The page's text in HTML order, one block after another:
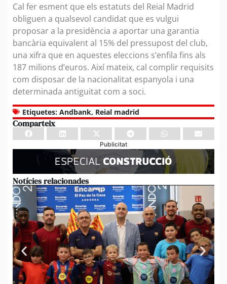
Cal fer esment que els estatuts del Reial Madrid
obliguen a qualsevol candidat que es vulgui
proposar a la presidència a aportar una garantia
bancària equivalent al 15% del pressupost del club,
una xifra que en aquestes eleccions s’enfila fins als
187 milions d’euros. Així mateix, cal complir requisits
com disposar de la nacionalitat espanyola i una
determinada antiguitat com a soci.
Etiquetes: Andbank, Reial madrid
Comparteix
Publicitat
Notícies relacionades